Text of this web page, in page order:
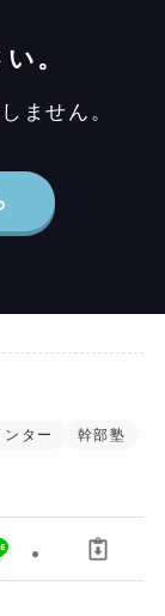
。
ません。
ンター
幹部塾